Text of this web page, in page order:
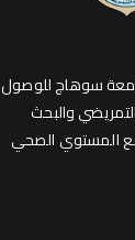
سوهاج للوصول
والبحث
المستوي الصحي